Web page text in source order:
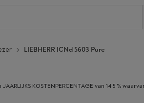
LIEBHERR ICNd 5603 Pure
KOSTENPERCENTAGE van 14,5 %